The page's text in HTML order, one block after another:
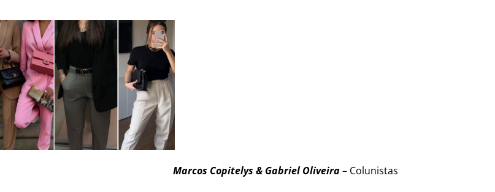
Marcos Copitelys & Gabriel Oliveira– Colunistas